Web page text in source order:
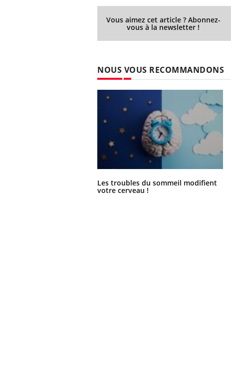
Vous aimez cet article ? Abonnez-
vous à la newsletter !
NOUS VOUS RECOMMANDONS
Les troubles du sommeil modifient
votre cerveau !